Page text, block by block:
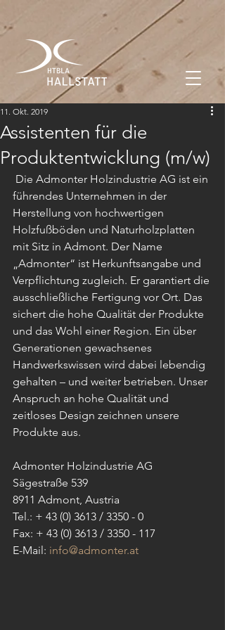
Assistenten für die
Produktentwicklung (m/w)
11. Okt. 2019
führendes Unternehmen in der
Herstellung von hochwertigen
Holzfußböden und Naturholzplatten
mit Sitz in Admont. Der Name
„Admonter“ ist Herkunftsangabe und
Verpflichtung zugleich. Er garantiert die
ausschließliche Fertigung vor Ort. Das
sichert die hohe Qualität der Produkte
und das Wohl einer Region. Ein über
Generationen gewachsenes
Handwerkswissen wird dabei lebendig
gehalten – und weiter betrieben. Unser
Anspruch an hohe Qualität und
zeitloses Design zeichnen unsere
Produkte aus.
Admonter Holzindustrie AG
Sägestraße 539
8911 Admont, Austria
Tel.: + 43 (0) 3613 / 3350 - 0
Fax: + 43 (0) 3613 / 3350 - 117
E-Mail: info@admonter.at